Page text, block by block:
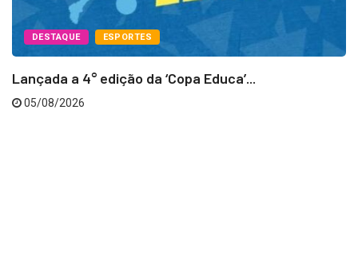
DESTAQUE ESPORTES
Lançada a 4° edição da ‘Copa Educa’...
05/08/2026